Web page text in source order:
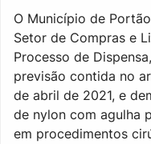
O Município de
Setor de Compras e
Processo de
previsão contida no
de abril de 2021, e
de nylon com agulha
em procedimentos